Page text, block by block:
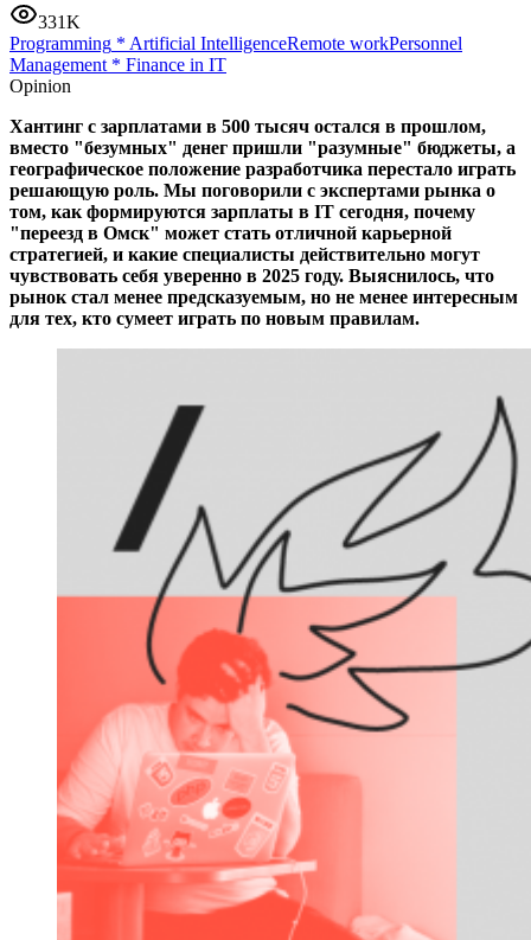
331K
Programming * Artificial IntelligenceRemote workPersonnel
Management * Finance in IT
Opinion
Хантинг с зарплатами в 500 тысяч остался в прошлом,
вместо "безумных" денег пришли "разумные" бюджеты, а
географическое положение разработчика перестало играть
решающую роль. Мы поговорили с экспертами рынка о
том, как формируются зарплаты в IT сегодня, почему
"переезд в Омск" может стать отличной карьерной
стратегией, и какие специалисты действительно могут
чувствовать себя уверенно в 2025 году. Выяснилось, что
рынок стал менее предсказуемым, но не менее интересным
для тех, кто сумеет играть по новым правилам.